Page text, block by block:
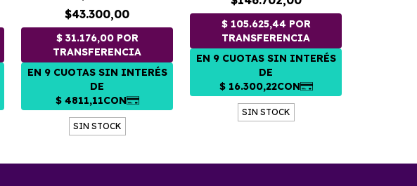
$43.300,00
SIN STOCK
SIN STOCK